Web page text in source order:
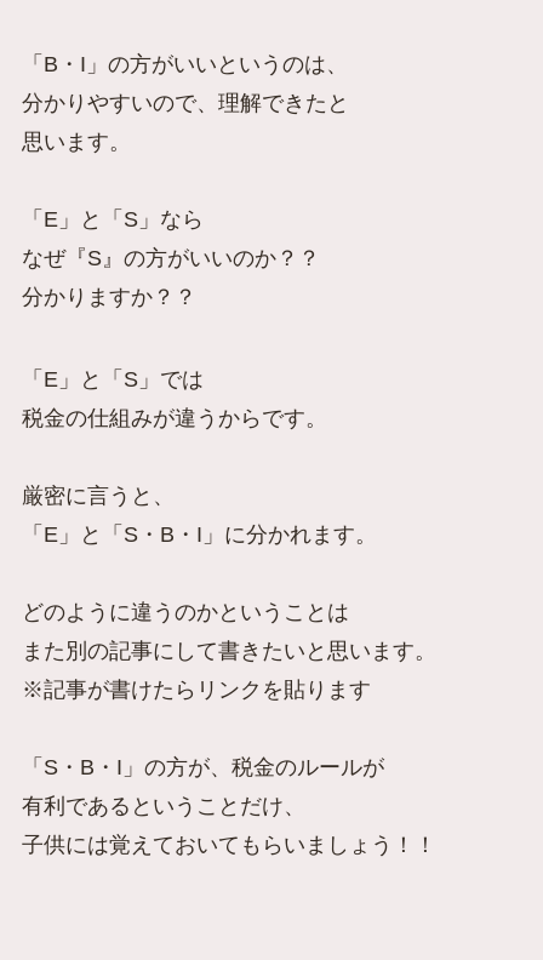
「B・I」の方がいいというのは、
分かりやすいので、理解できたと
思います。
「E」と「S」なら
なぜ『S』の方がいいのか？？
分かりますか？？
「E」と「S」では
税金の仕組みが違うからです。
厳密に言うと、
「E」と「S・B・I」に分かれます。
どのように違うのかということは
また別の記事にして書きたいと思います。
※記事が書けたらリンクを貼ります
「S・B・I」の方が、税金のルールが
有利である ということだけ、
子供には覚えておいてもらいましょう！！